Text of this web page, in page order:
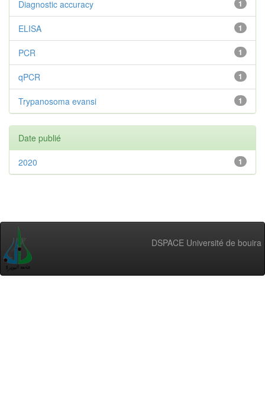
1
Diagnostic accuracy
1
ELISA
1
PCR
1
qPCR
1
Trypanosoma evansi
Date publié
1
2020
DSPACE Université de bouira